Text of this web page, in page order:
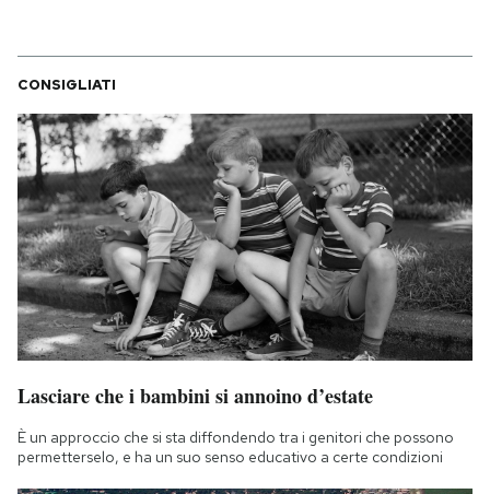
CONSIGLIATI
Lasciare che i bambini si annoino d’estate
È un approccio che si sta diffondendo tra i genitori che possono
permetterselo, e ha un suo senso educativo a certe condizioni